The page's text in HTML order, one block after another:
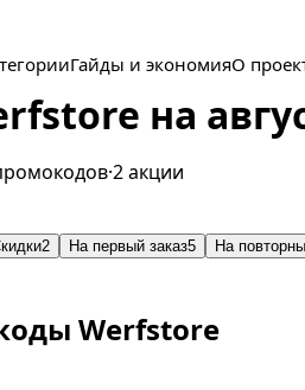
Гайды и экономияО
на
·2 акции
2 На первый заказ5 На
Werfstore